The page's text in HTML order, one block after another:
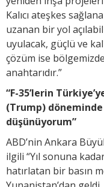
Kalıcı ateşkes
uzanan bir yol
uyulacak, güçlü ve
çözüm ise
anahtarıdır.”
“F-35’lerin
(Trump)
düşünüyorum”
ABD’nin Ankara
ilgili “Yıl sonuna
hatırlatan bir basın